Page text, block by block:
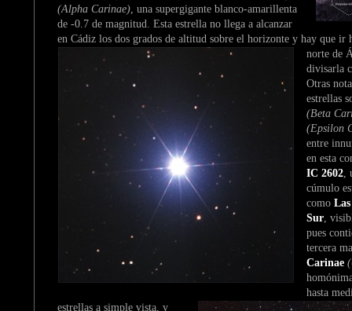
(Alpha Carinae) , una supergigante blanco-amarillenta
de -0.7 de magnitud. Esta estrella no llega a alcanzar
en Cádiz los dos grados de altitud sobre el horizonte y hay que ir
norte de
divisarla
Otras
estrellas
(Beta
(Epsilon
entre
en esta
IC 2602
cúmulo
como
Sur ,
pues
tercera
Carinae
hasta
estrellas a simple vista, y